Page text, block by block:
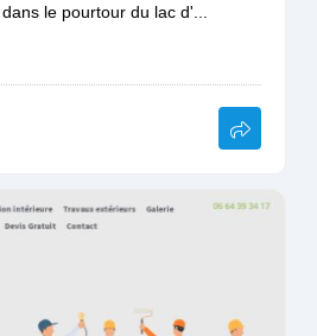
le pourtour du lac d'...